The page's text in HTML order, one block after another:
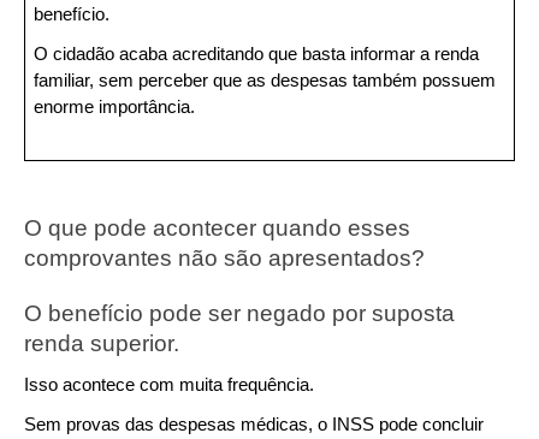
benefício.
O cidadão acaba acreditando que basta informar a renda
familiar, sem perceber que as despesas também possuem
enorme importância.
O que pode acontecer quando esses
comprovantes não são apresentados?
O benefício pode ser negado por suposta
renda superior.
Isso acontece com muita frequência.
Sem provas das despesas médicas, o INSS pode concluir